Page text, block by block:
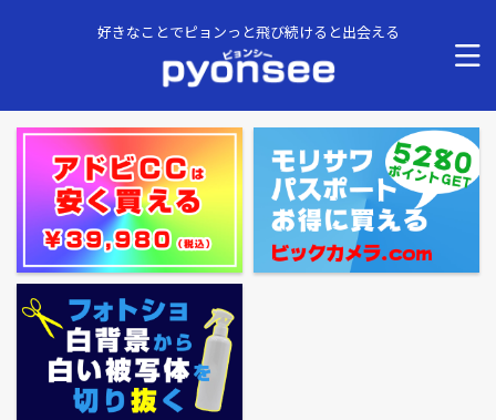
好きなことでピョンっと飛び続けると出会える